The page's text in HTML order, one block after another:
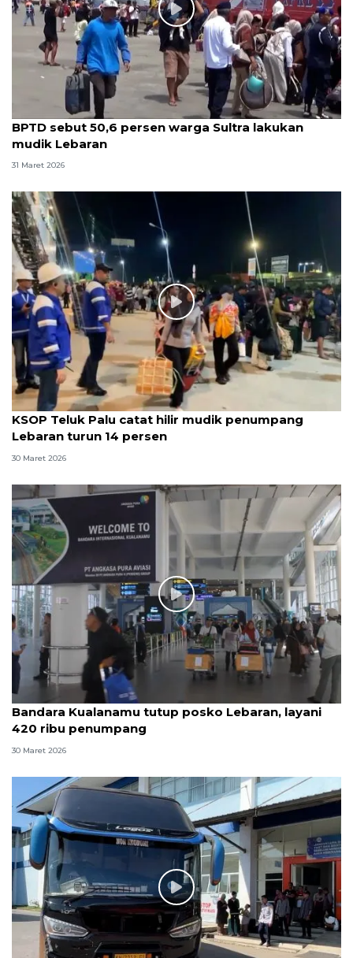
BPTD sebut 50,6 persen warga Sultra lakukan
mudik Lebaran
31 Maret 2026
KSOP Teluk Palu catat hilir mudik penumpang
Lebaran turun 14 persen
30 Maret 2026
Bandara Kualanamu tutup posko Lebaran, layani
420 ribu penumpang
30 Maret 2026